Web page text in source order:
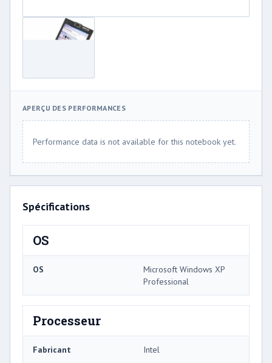
APERÇU DES PERFORMANCES
Performance data is not available for this notebook yet.
Spécifications
OS
OS
Microsoft Windows XP
Professional
Processeur
Fabricant Intel